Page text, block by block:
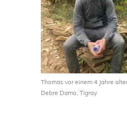
Thomas vor einem 4 Jahre
Debre Damo, Tigray